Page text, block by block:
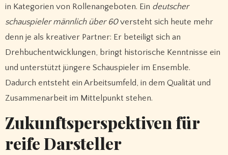
in Kategorien von Rollenangeboten. Ein deutscher
schauspieler männlich über 60versteht sich heute mehr
denn je als kreativer Partner: Er beteiligt sich an
Drehbuchentwicklungen, bringt historische Kenntnisse ein
und unterstützt jüngere Schauspieler im Ensemble.
Dadurch entsteht ein Arbeitsumfeld, in dem Qualität und
Zusammenarbeit im Mittelpunkt stehen.
Zukunftsperspektiven für
reife Darsteller